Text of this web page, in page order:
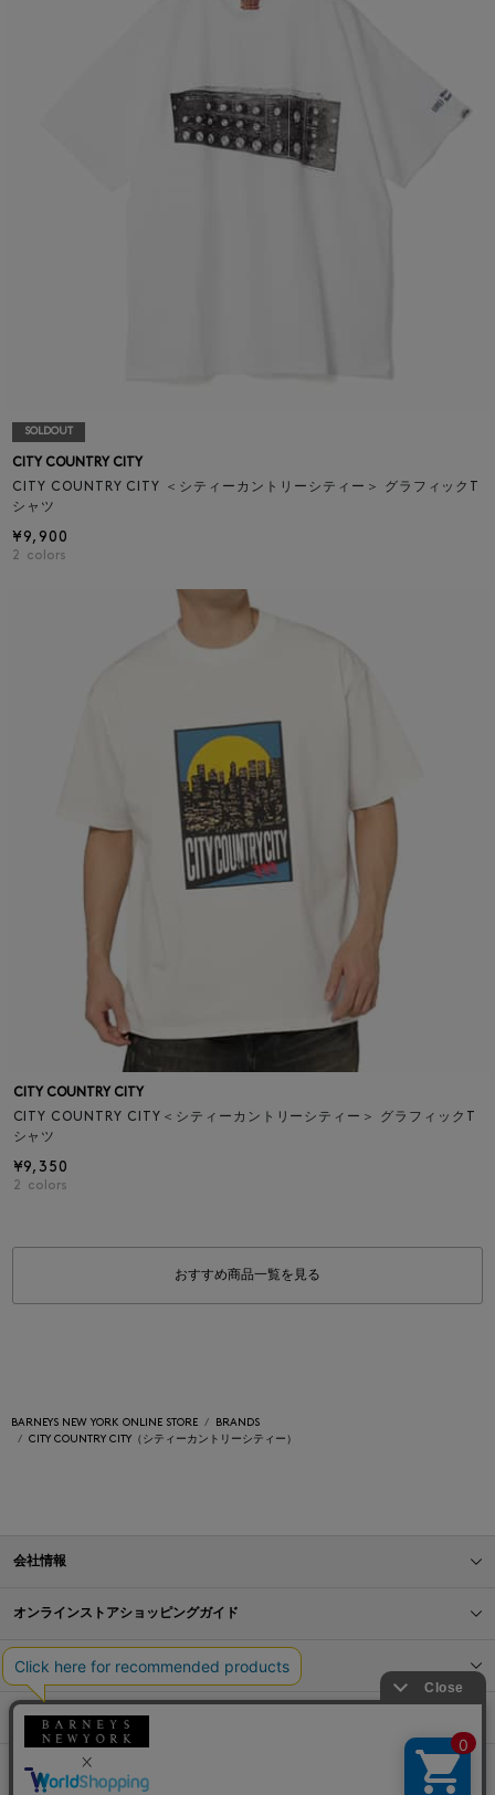
SOLDOUT
CITY COUNTRY CITY
CITY COUNTRY CITY ＜シティーカントリーシティー＞ グラフィックT
シャツ
¥9,900
2 colors
CITY COUNTRY CITY
CITY COUNTRY CITY＜シティーカントリーシティー＞ グラフィックT
シャツ
¥9,350
2 colors
おすすめ商品一覧を見る
BARNEYS NEW YORK ONLINE STORE
BRANDS
CITY COUNTRY CITY（シティーカントリーシティー）
会社情報
オンラインストアショッピングガイド
店舗情報
サービス